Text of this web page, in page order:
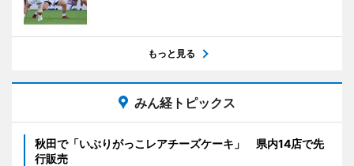
もっと見る
みん経トピックス
秋田で「いぶりがっこレアチーズケーキ」 県内14店で先
行販売